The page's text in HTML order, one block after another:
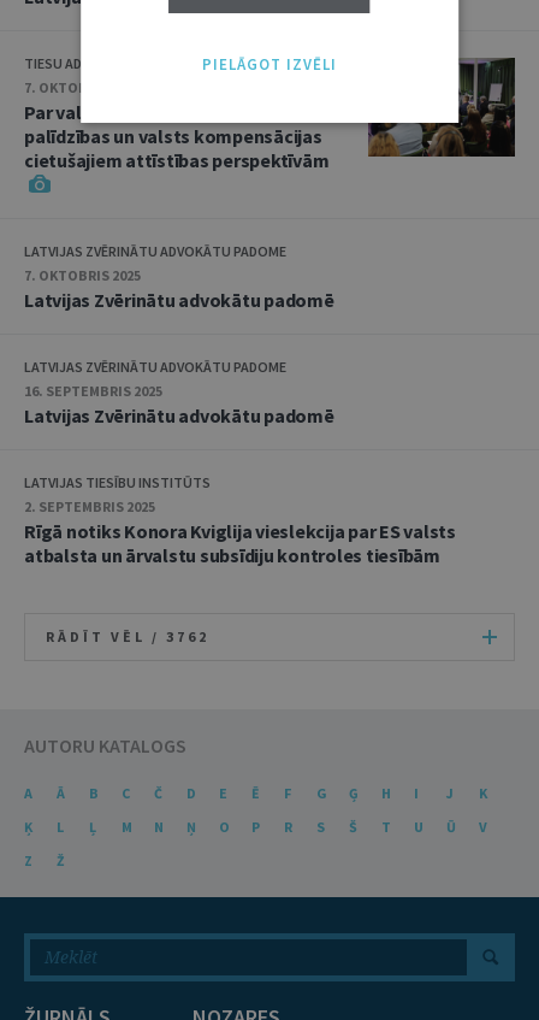
TIESU ADMINISTRĀCIJA
7. OKTOBRIS 2025
Par valsts nodrošinātās juridiskās
palīdzības un valsts kompensācijas
cietušajiem attīstības perspektīvām
LATVIJAS ZVĒRINĀTU ADVOKĀTU PADOME
7. OKTOBRIS 2025
Latvijas Zvērinātu advokātu padomē
LATVIJAS ZVĒRINĀTU ADVOKĀTU PADOME
16. SEPTEMBRIS 2025
Latvijas Zvērinātu advokātu padomē
LATVIJAS TIESĪBU INSTITŪTS
2. SEPTEMBRIS 2025
Rīgā notiks Konora Kviglija vieslekcija par ES valsts
atbalsta un ārvalstu subsīdiju kontroles tiesībām
RĀDĪT VĒL / 3762
AUTORU KATALOGS
A Ā B C Č D E Ē F G Ģ H I J
K
Ķ
L Ļ M N Ņ O P R S Š T U Ū
V
Z
Ž
PIELĀGOT IZVĒLI